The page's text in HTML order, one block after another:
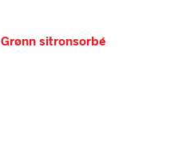
Grønn sitronsorbé